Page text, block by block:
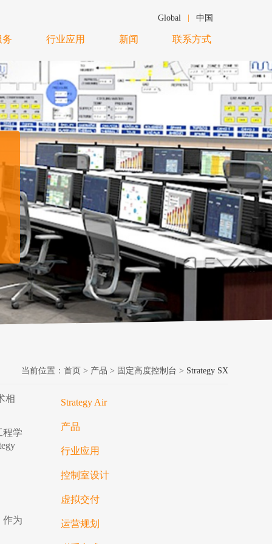
Global 中国
务 行业应用 新闻 联系方式
当前位置： 首页 > 产品 > 固定高度控制台 > Strategy SX
相
程学
作为
Strategy Air
产品
行业应用
控制室设计
虚拟交付
运营规划